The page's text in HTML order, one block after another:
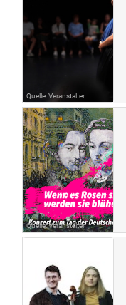
Quelle: Veranstalter
Quelle: Veranstalter